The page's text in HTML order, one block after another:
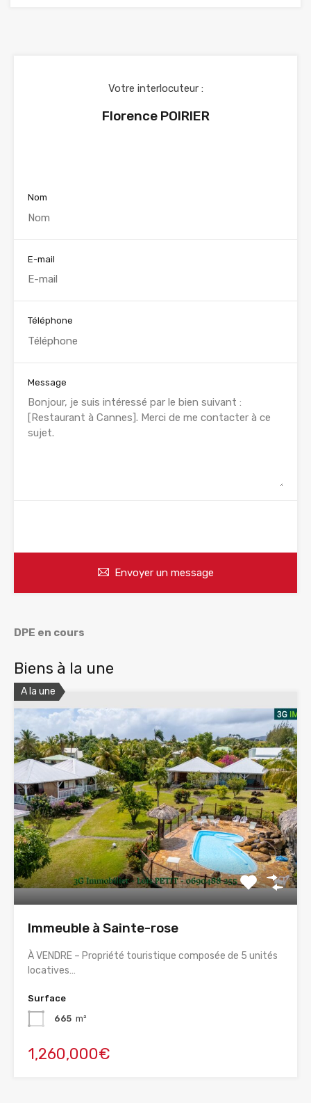
Votre interlocuteur :
Florence POIRIER
Nom
E-mail
Téléphone
Message
Envoyer un message
DPE en cours
Biens à la une
A la une
Immeuble à Sainte-rose
À VENDRE – Propriété touristique composée de 5 unités
locatives…
Surface
665 m²
1,260,000€